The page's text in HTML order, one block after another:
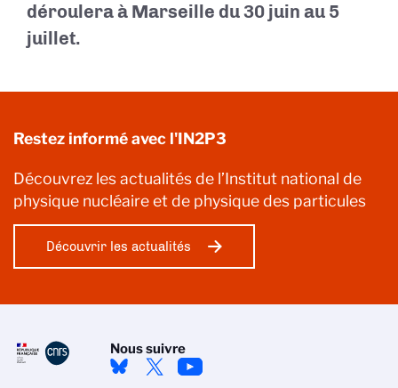
déroulera à Marseille du 30 juin au 5
juillet.
Restez informé avec l'IN2P3
Découvrez les actualités de l’Institut national de
physique nucléaire et de physique des particules
Découvrir les actualités
Nous suivre